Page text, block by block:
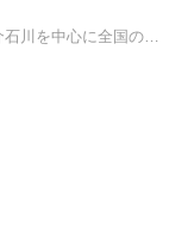
西日本のおいしいお店・食べ物・酒ネタ紹介石川を中心に全国のグルメネタを気ままに書きます。大阪・福岡のお店もいっぱい！